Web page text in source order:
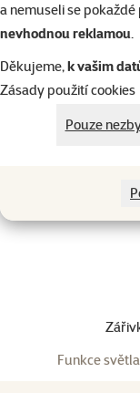
a nemuseli se
nevhodnou reklamou.
Děkujeme,k vašim
Zásady použití cookies
Pouze
Funkce